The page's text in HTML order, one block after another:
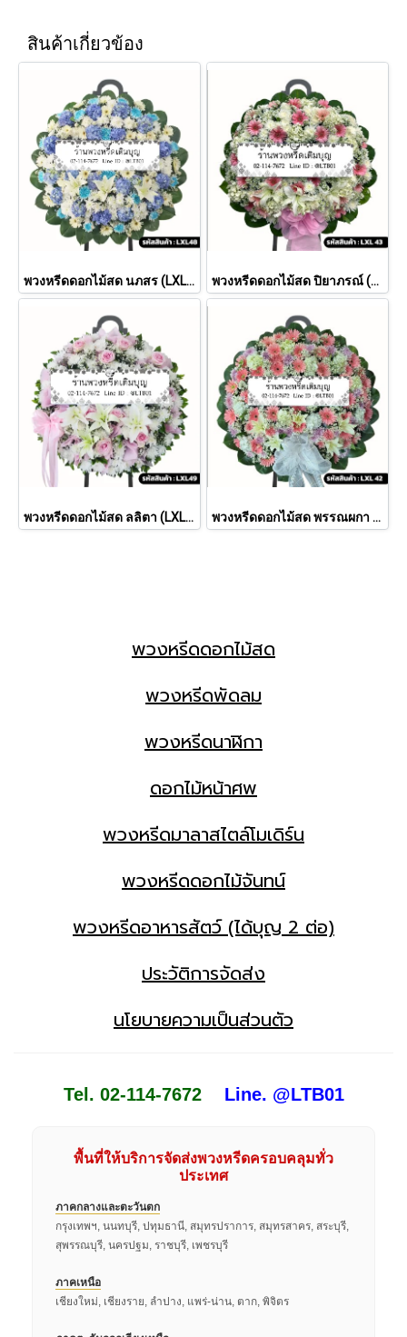
สินค้าเกี่ยวข้อง
พวงหรีดดอกไม้สด นภสร (LXL 48) พวงหรีดดอกไม้สด ปิยาภรณ์ (LXL43)
พวงหรีดดอกไม้สด ลลิตา (LXL49) พวงหรีดดอกไม้สด พรรณผกา (LXL42)
พวงหรีดดอกไม้สด
พวงหรีดพัดลม
พวงหรีดนาฬิกา
ดอกไม้หน้าศพ
พวงหรีดมาลาสไตล์โมเดิร์น
พวงหรีดดอกไม้จันทน์
พวงหรีดอาหารสัตว์ (ได้บุญ 2 ต่อ)
ประวัติการจัดส่ง
นโยบายความเป็นส่วนตัว
Tel. 02-114-7672 Line. @LTB01
พื้นที่ให้บริการจัดส่งพวงหรีดครอบคลุมทั่ว
ประเทศ
ภาคกลางและตะวันตก
กรุงเทพฯ, นนทบุรี, ปทุมธานี, สมุทรปราการ, สมุทรสาคร, สระบุรี,
สุพรรณบุรี, นครปฐม, ราชบุรี, เพชรบุรี
ภาคเหนือ
เชียงใหม่, เชียงราย, ลำปาง, แพร่-น่าน, ตาก, พิจิตร